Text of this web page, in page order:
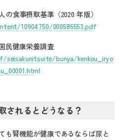
の食事摂取基準（2020 年版）
10904750/000586553.pdf
民健康栄養調査
bunya/kenkou_iryo
されるとどうなる？
も腎機能が健康であるならば尿と